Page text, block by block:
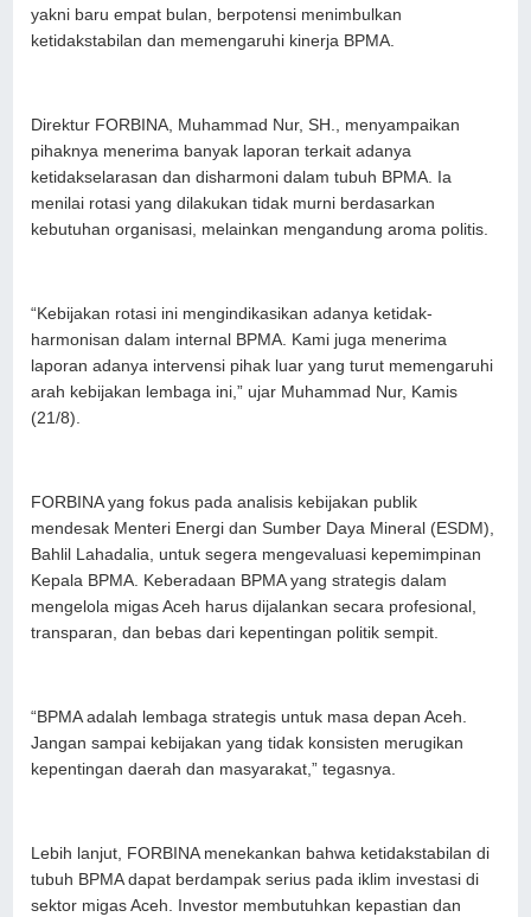
yakni baru empat bulan, berpotensi menimbulkan
ketidakstabilan dan memengaruhi kinerja BPMA.
Direktur FORBINA, Muhammad Nur, SH., menyampaikan
pihaknya menerima banyak laporan terkait adanya
ketidakselarasan dan disharmoni dalam tubuh BPMA. Ia
menilai rotasi yang dilakukan tidak murni berdasarkan
kebutuhan organisasi, melainkan mengandung aroma politis.
“Kebijakan rotasi ini mengindikasikan adanya ketidak-
harmonisan dalam internal BPMA. Kami juga menerima
laporan adanya intervensi pihak luar yang turut memengaruhi
arah kebijakan lembaga ini,” ujar Muhammad Nur, Kamis
(21/8).
FORBINA yang fokus pada analisis kebijakan publik
mendesak Menteri Energi dan Sumber Daya Mineral (ESDM),
Bahlil Lahadalia, untuk segera mengevaluasi kepemimpinan
Kepala BPMA. Keberadaan BPMA yang strategis dalam
mengelola migas Aceh harus dijalankan secara profesional,
transparan, dan bebas dari kepentingan politik sempit.
“BPMA adalah lembaga strategis untuk masa depan Aceh.
Jangan sampai kebijakan yang tidak konsisten merugikan
kepentingan daerah dan masyarakat,” tegasnya.
Lebih lanjut, FORBINA menekankan bahwa ketidakstabilan di
tubuh BPMA dapat berdampak serius pada iklim investasi di
sektor migas Aceh. Investor membutuhkan kepastian dan